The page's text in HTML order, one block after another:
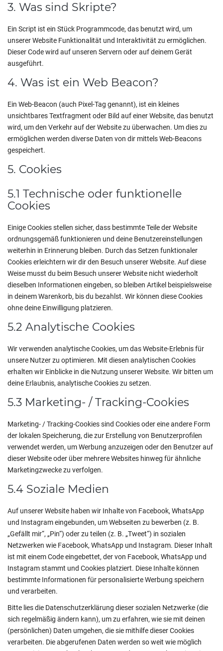
3. Was sind Skripte?
Ein Script ist ein Stück Programmcode, das benutzt wird, um
unserer Website Funktionalität und Interaktivität zu ermöglichen.
Dieser Code wird auf unseren Servern oder auf deinem Gerät
ausgeführt.
4. Was ist ein Web Beacon?
Ein Web-Beacon (auch Pixel-Tag genannt), ist ein kleines
unsichtbares Textfragment oder Bild auf einer Website, das benutzt
wird, um den Verkehr auf der Website zu überwachen. Um dies zu
ermöglichen werden diverse Daten von dir mittels Web-Beacons
gespeichert.
5. Cookies
5.1 Technische oder funktionelle
Cookies
Einige Cookies stellen sicher, dass bestimmte Teile der Website
ordnungsgemäß funktionieren und deine Benutzereinstellungen
weiterhin in Erinnerung bleiben. Durch das Setzen funktionaler
Cookies erleichtern wir dir den Besuch unserer Website. Auf diese
Weise musst du beim Besuch unserer Website nicht wiederholt
dieselben Informationen eingeben, so bleiben Artikel beispielsweise
in deinem Warenkorb, bis du bezahlst. Wir können diese Cookies
ohne deine Einwilligung platzieren.
5.2 Analytische Cookies
Wir verwenden analytische Cookies, um das Website-Erlebnis für
unsere Nutzer zu optimieren. Mit diesen analytischen Cookies
erhalten wir Einblicke in die Nutzung unserer Website. Wir bitten um
deine Erlaubnis, analytische Cookies zu setzen.
5.3 Marketing- / Tracking-Cookies
Marketing- / Tracking-Cookies sind Cookies oder eine andere Form
der lokalen Speicherung, die zur Erstellung von Benutzerprofilen
verwendet werden, um Werbung anzuzeigen oder den Benutzer auf
dieser Website oder über mehrere Websites hinweg für ähnliche
Marketingzwecke zu verfolgen.
5.4 Soziale Medien
Auf unserer Website haben wir Inhalte von Facebook, WhatsApp
und Instagram eingebunden, um Webseiten zu bewerben (z. B.
„Gefällt mir“, „Pin“) oder zu teilen (z. B. „Tweet“) in sozialen
Netzwerken wie Facebook, WhatsApp und Instagram. Dieser Inhalt
ist mit einem Code eingebettet, der von Facebook, WhatsApp und
Instagram stammt und Cookies platziert. Diese Inhalte können
bestimmte Informationen für personalisierte Werbung speichern
und verarbeiten.
Bitte lies die Datenschutzerklärung dieser sozialen Netzwerke (die
sich regelmäßig ändern kann), um zu erfahren, wie sie mit deinen
(persönlichen) Daten umgehen, die sie mithilfe dieser Cookies
verarbeiten. Die abgerufenen Daten werden so weit wie möglich